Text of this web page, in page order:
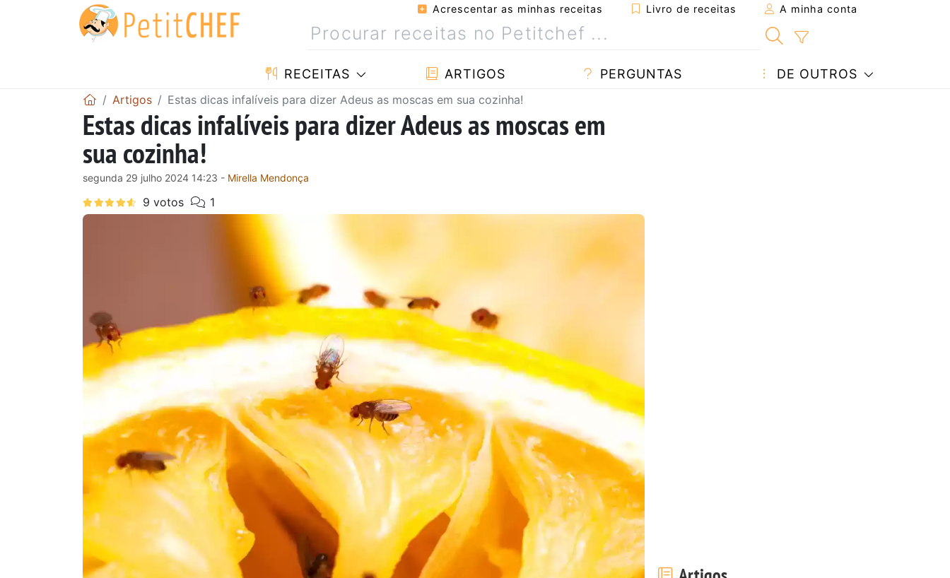
Acrescentar as minhas receitas Livro de receitas A minha conta
RECEITAS ARTIGOS PERGUNTAS DE OUTROS
Artigos Estas dicas infalíveis para dizer Adeus as moscas em sua cozinha!
Estas dicas infalíveis para dizer Adeus as moscas em
sua cozinha!
segunda 29 julho 2024 14:23 - Mirella Mendonça